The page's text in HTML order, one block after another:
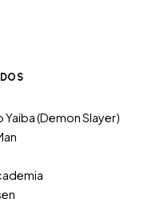
Yaiba (Demon Slayer)